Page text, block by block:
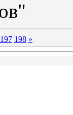
197 198 »